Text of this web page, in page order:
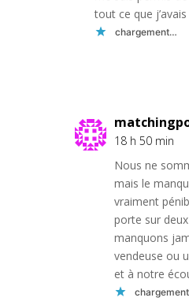
tout ce que
chargement…
18 h 50 min
Nous ne
mais le
vraiment
porte sur
manquons
vendeuse ou
et à notre